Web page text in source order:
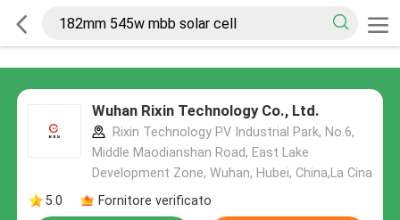
Wuhan Rixin Technology Co., Ltd.
Rixin Technology PV Industrial Park, No.6,
Middle Maodianshan Road, East Lake
Development Zone, Wuhan, Hubei, China,La Cina
5.0
Fornitore verificato